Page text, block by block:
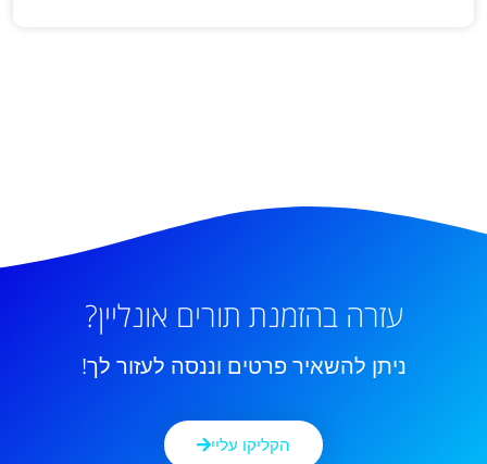
עזרה בהזמנת תורים אונליין?
ניתן להשאיר פרטים וננסה לעזור לך!
הקליקו עליי